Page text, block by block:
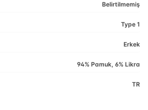
Belirtilmemiş
Type 1
Erkek
94% Pamuk, 6% Likra
TR